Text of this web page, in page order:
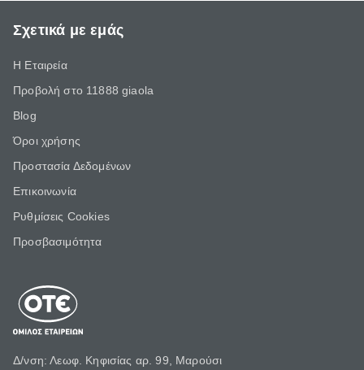
Σχετικά με εμάς
Η Εταιρεία
Προβολή στο 11888 giaola
Blog
Όροι χρήσης
Προστασία Δεδομένων
Επικοινωνία
Ρυθμίσεις Cookies
Προσβασιμότητα
Δ/νση: Λεωφ. Κηφισίας αρ. 99, Μαρούσι